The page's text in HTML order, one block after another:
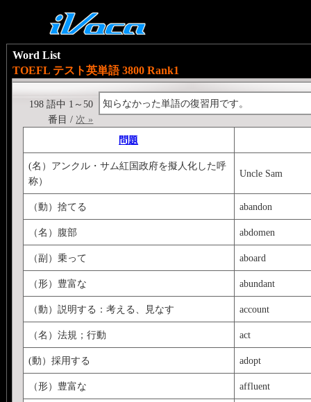
Word List
TOEFL テスト英単語 3800 Rank1
知らなかった単語の復習用です。
198 語中 1～50
番目 / 次 »
問題
(名）アンクル・サム紅国政府を擬人化した呼
称）
Uncle Sam
（動）捨てる abandon
（名）腹部 abdomen
（副）乗って aboard
（形）豊富な abundant
（動）説明する：考える、見なす account
（名）法規；行動 act
(動）採用する adopt
（形）豊富な affluent